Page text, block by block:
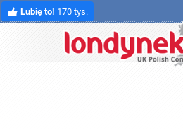
Lubię to! 170 tys.